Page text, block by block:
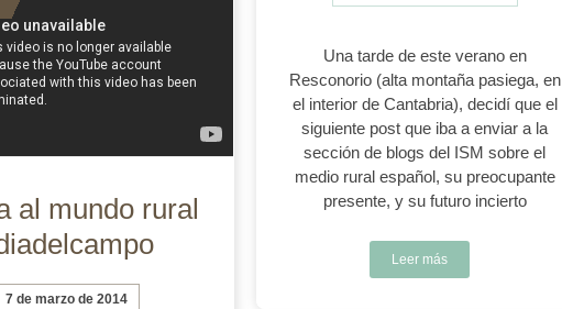
Una tarde de este verano en
Resconorio (alta montaña pasiega, en
el interior de Cantabria), decidí que el
siguiente post que iba a enviar a la
sección de blogs del ISM sobre el
medio rural español, su preocupante
presente, y su futuro incierto
Leer más
al mundo rural
7 de marzo de 2014